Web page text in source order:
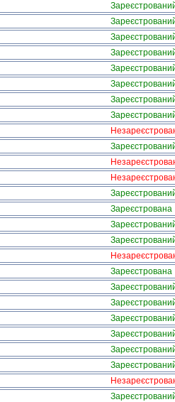
Зареєстрована
Зареєстрована